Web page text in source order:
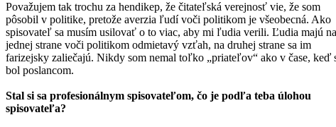
Považujem tak trochu za hendikep, že čitateľská verejnosť vie, že som
pôsobil v politike, pretože averzia ľudí voči politikom je všeobecná. Ako
spisovateľ sa musím usilovať o to viac, aby mi ľudia verili. Ľudia majú na
jednej strane voči politikom odmietavý vzťah, na druhej strane sa im
farizejsky zaliečajú. Nikdy som nemal toľko „priateľov“ ako v čase, keď
bol poslancom.
Stal si sa profesionálnym spisovateľom, čo je podľa teba úlohou
spisovateľa?